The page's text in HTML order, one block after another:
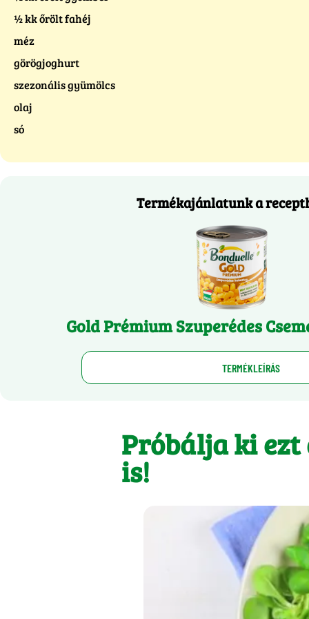
½ kk őrölt fahéj
méz
görögjoghurt
szezonális gyümölcs
olaj
só
Termékajánlatunk a
Gold Prémium Szuperédes
TERMÉKLEÍRÁS
Próbálja ki ezt
is!